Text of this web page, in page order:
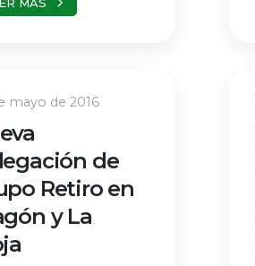
mayo de 2016
de
Retiro en
y La